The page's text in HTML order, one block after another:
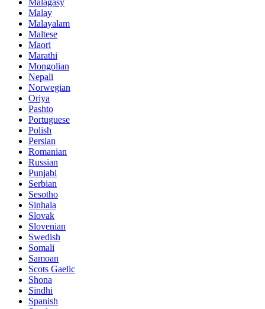
Malagasy
Malay
Malayalam
Maltese
Maori
Marathi
Mongolian
Nepali
Norwegian
Oriya
Pashto
Portuguese
Polish
Persian
Romanian
Russian
Punjabi
Serbian
Sesotho
Sinhala
Slovak
Slovenian
Swedish
Somali
Samoan
Scots Gaelic
Shona
Sindhi
Spanish